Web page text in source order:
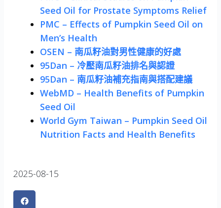
Seed Oil for Prostate Symptoms Relief
PMC – Effects of Pumpkin Seed Oil on
Men’s Health
OSEN – 南瓜籽油對男性健康的好處
95Dan – 冷壓南瓜籽油排名與認證
95Dan – 南瓜籽油補充指南與搭配建議
WebMD – Health Benefits of Pumpkin
Seed Oil
World Gym Taiwan – Pumpkin Seed Oil
Nutrition Facts and Health Benefits
2025-08-15